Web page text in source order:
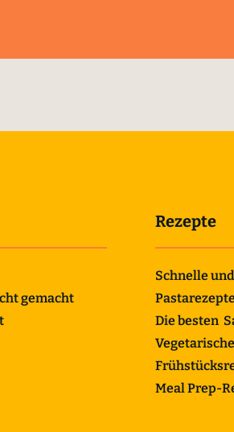
gemacht
Rezepte
Schnelle
Die besten
Meal Prep-